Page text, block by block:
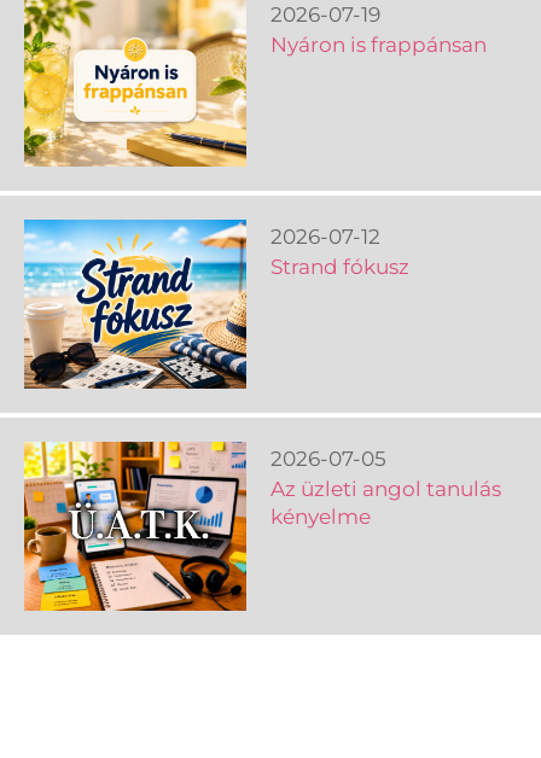
2026-07-19
Nyáron is frappánsan
2026-07-12
Strand fókusz
2026-07-05
Az üzleti angol tanulás
kényelme